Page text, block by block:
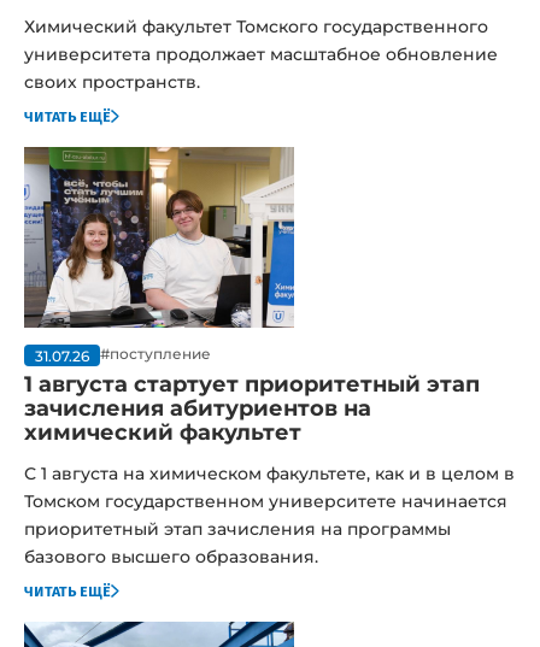
Химический факультет Томского государственного
университета продолжает масштабное обновление
своих пространств.
читать ещё
31.07.26 #поступление
1 августа стартует приоритетный этап
зачисления абитуриентов на
химический факультет
С 1 августа на химическом факультете, как и в целом в
Томском государственном университете начинается
приоритетный этап зачисления на программы
базового высшего образования.
читать ещё